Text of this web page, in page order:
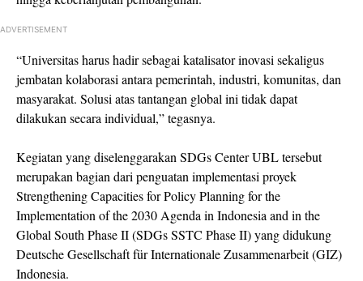
ADVERTISEMENT
“Universitas harus hadir sebagai katalisator inovasi sekaligus
jembatan kolaborasi antara pemerintah, industri, komunitas, dan
masyarakat. Solusi atas tantangan global ini tidak dapat
dilakukan secara individual,” tegasnya.
Kegiatan yang diselenggarakan SDGs Center UBL tersebut
merupakan bagian dari penguatan implementasi proyek
Strengthening Capacities for Policy Planning for the
Implementation of the 2030 Agenda in Indonesia and in the
Global South Phase II (SDGs SSTC Phase II) yang didukung
Deutsche Gesellschaft für Internationale Zusammenarbeit (GIZ)
Indonesia.